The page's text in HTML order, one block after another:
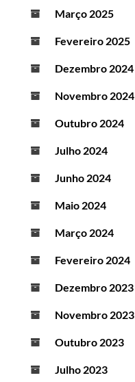
Março 2025
Fevereiro 2025
Dezembro 2024
Novembro 2024
Outubro 2024
Julho 2024
Junho 2024
Maio 2024
Março 2024
Fevereiro 2024
Dezembro 2023
Novembro 2023
Outubro 2023
Julho 2023